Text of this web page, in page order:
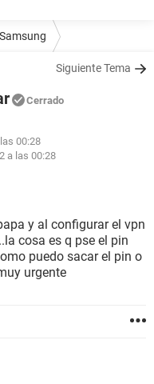
Samsung
Siguiente Tema
Cerrado
00:28
a las 00:28
y al configurar el vpn
cosa es q pse el pin
puedo sacar el pin o
urgente